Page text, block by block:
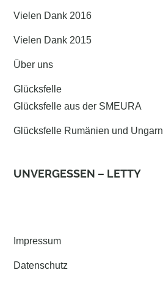
Vielen Dank 2016
Vielen Dank 2015
Über uns
Glücksfelle
Glücksfelle aus der SMEURA
Glücksfelle Rumänien und Ungarn
UNVERGESSEN – LETTY
Impressum
Datenschutz